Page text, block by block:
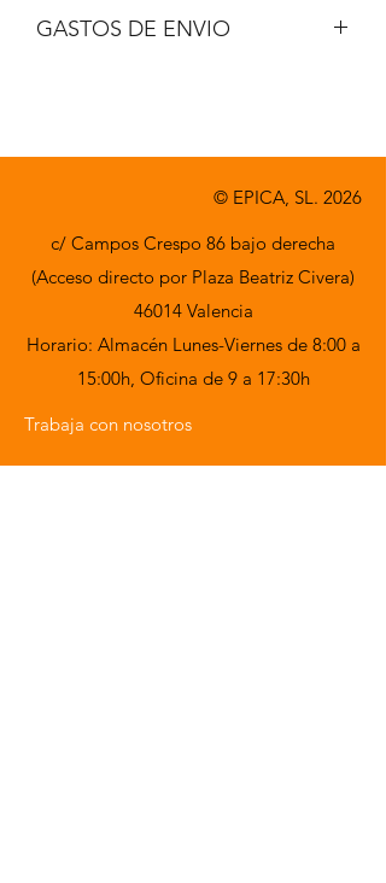
GASTOS DE ENVIO
© EPICA, SL. 2026
c/ Campos Crespo 86 bajo derecha
(Acceso directo por Plaza Beatriz Civera)
46014 Valencia
Horario: Almacén Lunes-Viernes de 8:00 a
15:00h, Oficina de 9 a 17:30h
Trabaja con nosotros